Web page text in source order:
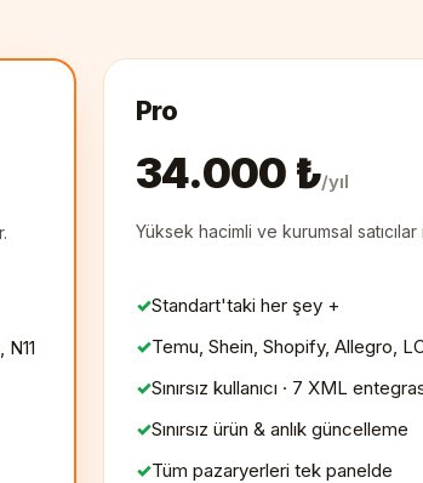
Pro
34.000 ₺/yıl
Yüksek hacimli ve kurumsal satıcılar
Standart'taki her şey +
Temu, Shein, Shopify, Allegro,
Sınırsız kullanıcı · 7 XML
Sınırsız ürün & anlık güncelleme
Tüm pazaryerleri tek panelde